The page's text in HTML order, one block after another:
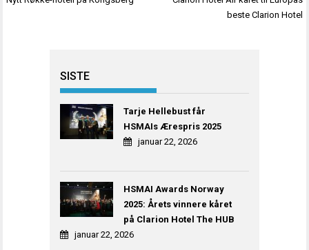
beste Clarion Hotel
SISTE
Tarje Hellebust får
HSMAIs Ærespris 2025
januar 22, 2026
HSMAI Awards Norway
2025: Årets vinnere kåret
på Clarion Hotel The HUB
januar 22, 2026